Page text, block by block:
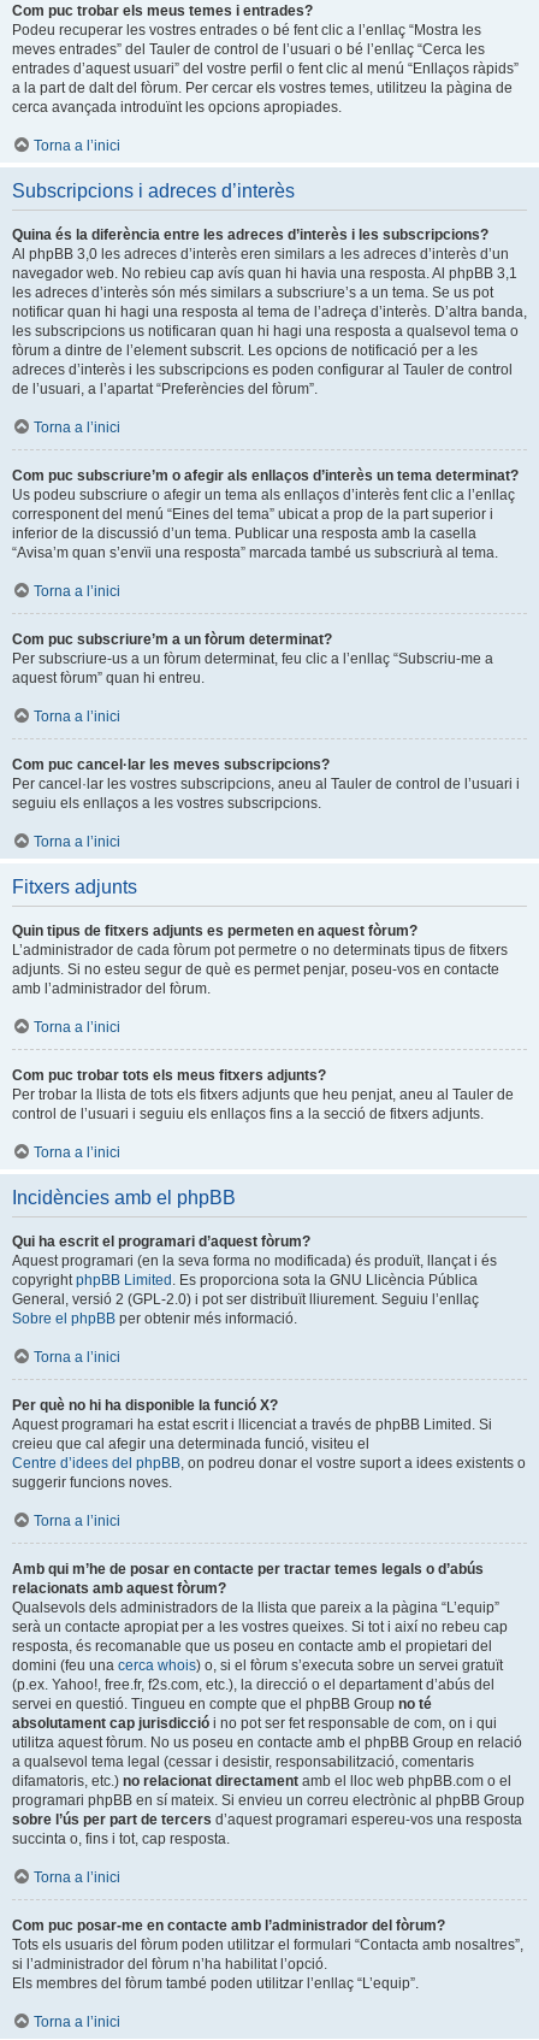
Com puc trobar els meus temes i entrades?
Podeu recuperar les vostres entrades o bé fent clic a l’enllaç “Mostra les
meves entrades” del Tauler de control de l’usuari o bé l’enllaç “Cerca les
entrades d’aquest usuari” del vostre perfil o fent clic al menú “Enllaços ràpids”
a la part de dalt del fòrum. Per cercar els vostres temes, utilitzeu la pàgina de
cerca avançada introduïnt les opcions apropiades.
Torna a l’inici
Subscripcions i adreces d’interès
Quina és la diferència entre les adreces d’interès i les subscripcions?
Al phpBB 3,0 les adreces d’interès eren similars a les adreces d’interès d’un
navegador web. No rebieu cap avís quan hi havia una resposta. Al phpBB 3,1
les adreces d’interès són més similars a subscriure’s a un tema. Se us pot
notificar quan hi hagi una resposta al tema de l’adreça d’interès. D’altra banda,
les subscripcions us notificaran quan hi hagi una resposta a qualsevol tema o
fòrum a dintre de l’element subscrit. Les opcions de notificació per a les
adreces d’interès i les subscripcions es poden configurar al Tauler de control
de l’usuari, a l’apartat “Preferències del fòrum”.
Torna a l’inici
Com puc subscriure’m o afegir als enllaços d’interès un tema determinat?
Us podeu subscriure o afegir un tema als enllaços d’interès fent clic a l’enllaç
corresponent del menú “Eines del tema” ubicat a prop de la part superior i
inferior de la discussió d’un tema. Publicar una resposta amb la casella
“Avisa’m quan s’envïi una resposta” marcada també us subscriurà al tema.
Torna a l’inici
Com puc subscriure’m a un fòrum determinat?
Per subscriure-us a un fòrum determinat, feu clic a l’enllaç “Subscriu-me a
aquest fòrum” quan hi entreu.
Torna a l’inici
Com puc cancel·lar les meves subscripcions?
Per cancel·lar les vostres subscripcions, aneu al Tauler de control de l’usuari i
seguiu els enllaços a les vostres subscripcions.
Torna a l’inici
Fitxers adjunts
Quin tipus de fitxers adjunts es permeten en aquest fòrum?
L’administrador de cada fòrum pot permetre o no determinats tipus de fitxers
adjunts. Si no esteu segur de què es permet penjar, poseu-vos en contacte
amb l’administrador del fòrum.
Torna a l’inici
Com puc trobar tots els meus fitxers adjunts?
Per trobar la llista de tots els fitxers adjunts que heu penjat, aneu al Tauler de
control de l’usuari i seguiu els enllaços fins a la secció de fitxers adjunts.
Torna a l’inici
Incidències amb el phpBB
Qui ha escrit el programari d’aquest fòrum?
Aquest programari (en la seva forma no modificada) és produït, llançat i és
copyright phpBB Limited . Es proporciona sota la GNU Llicència Pública
General, versió 2 (GPL-2.0) i pot ser distribuït lliurement. Seguiu l’enllaç
Sobre el phpBB per obtenir més informació.
Torna a l’inici
Per què no hi ha disponible la funció X?
Aquest programari ha estat escrit i llicenciat a través de phpBB Limited. Si
creieu que cal afegir una determinada funció, visiteu el
Centre d’idees del phpBB , on podreu donar el vostre suport a idees existents o
suggerir funcions noves.
Torna a l’inici
Amb qui m’he de posar en contacte per tractar temes legals o d’abús
relacionats amb aquest fòrum?
Qualsevols dels administradors de la llista que pareix a la pàgina “L’equip”
serà un contacte apropiat per a les vostres queixes. Si tot i així no rebeu cap
resposta, és recomanable que us poseu en contacte amb el propietari del
domini (feu una cerca whois) o, si el fòrum s’executa sobre un servei gratuït
(p.ex. Yahoo!, free.fr, f2s.com, etc.), la direcció o el departament d’abús del
servei en questió. Tingueu en compte que el phpBB Group no té
absolutament cap jurisdicció i no pot ser fet responsable de com, on i qui
utilitza aquest fòrum. No us poseu en contacte amb el phpBB Group en relació
a qualsevol tema legal (cessar i desistir, responsabilització, comentaris
difamatoris, etc.) no relacionat directament amb el lloc web phpBB.com o el
programari phpBB en sí mateix. Si envieu un correu electrònic al phpBB Group
sobre l’ús per part de tercers d’aquest programari espereu-vos una resposta
succinta o, fins i tot, cap resposta.
Torna a l’inici
Com puc posar-me en contacte amb l’administrador del fòrum?
Tots els usuaris del fòrum poden utilitzar el formulari “Contacta amb nosaltres”,
si l’administrador del fòrum n’ha habilitat l’opció.
Els membres del fòrum també poden utilitzar l’enllaç “L’equip”.
Torna a l’inici